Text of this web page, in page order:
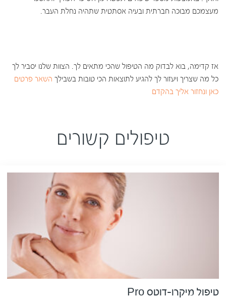
מעצמכם מבוכה חברתית ובעיה אסתטית שתהיה נחלת העבר.
אז קדימה, בוא לבדוק מה הטיפול שהכי מתאים לך. הצוות שלנו יסביר לך
כל מה שצריך ויעזור לך להגיע לתוצאות הכי טובות בשבילך השאר פרטים
כאן ונחזור אליך בהקדם
טיפולים קשורים
טיפול מיקרו-דוטס Pro